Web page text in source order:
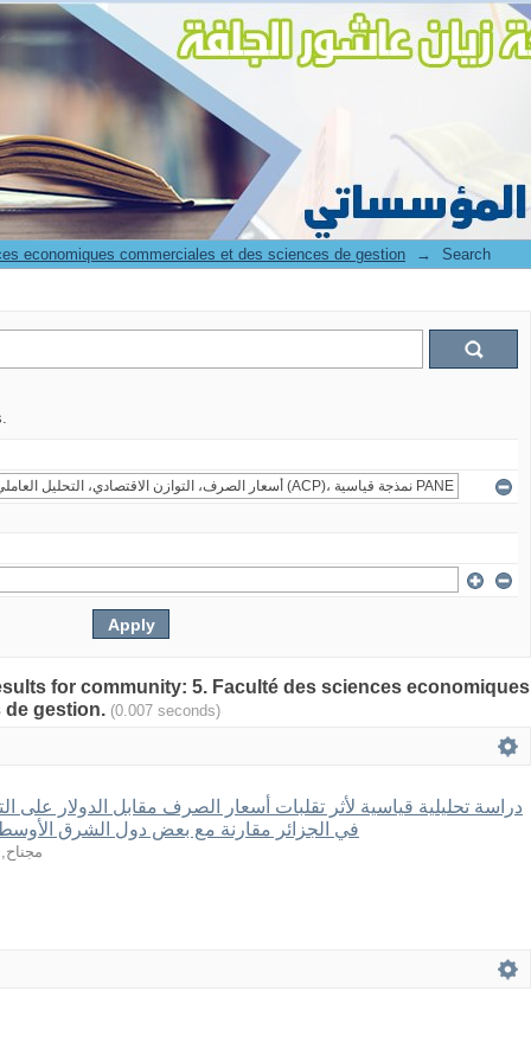
economiques commerciales et des sciences de gestion →
Search
for community: 5. Faculté des sciences economiques
de gestion. (0.007 seconds)
دراسة تحليلية قياسية لأثر تقلبات أسعار الصرف مقابل الدولار على
في الجزائر مقارنة مع بعض دول الشرق